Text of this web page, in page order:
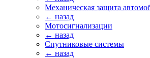
Механическая защита
← назад
Мотосигнализации
← назад
Спутниковые системы
← назад